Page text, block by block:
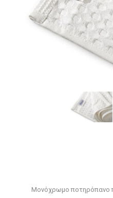
Μονόχρωμο ποτηρόπανo